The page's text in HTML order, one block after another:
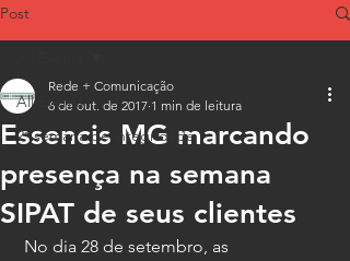
Post
All Events
2ª semana de integridade
Essencis MG marcando
presença na semana
SIPAT de seus clientes
Rede + Comunicação
6 de out. de 2017 1 min de leitura